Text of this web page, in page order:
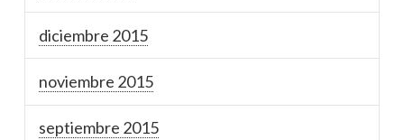
diciembre 2015
noviembre 2015
septiembre 2015